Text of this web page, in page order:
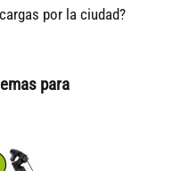
por la ciudad?
para